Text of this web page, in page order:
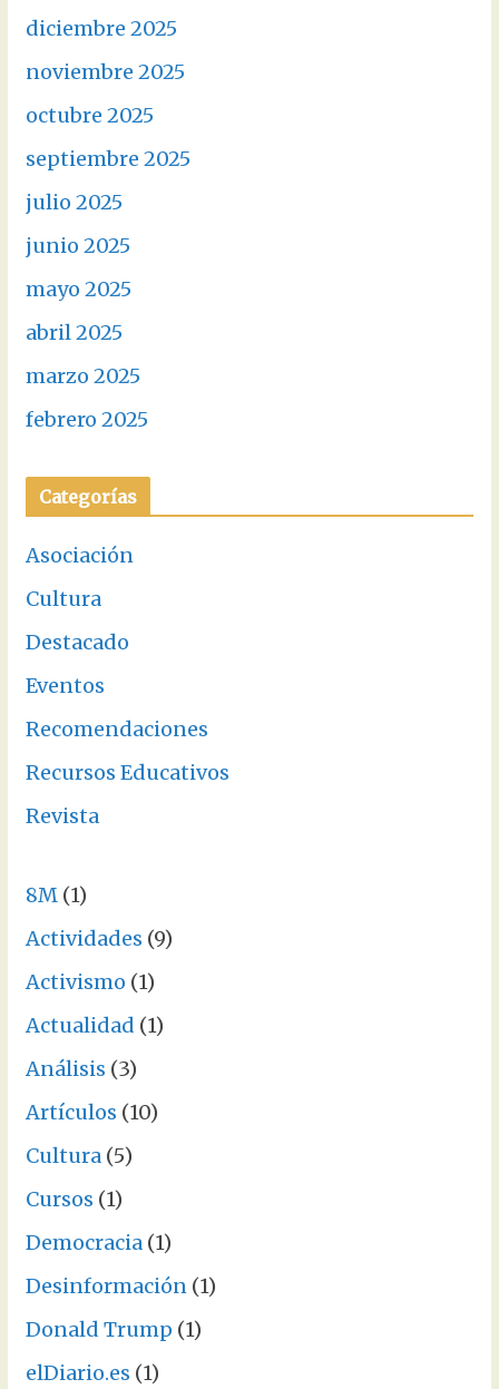
diciembre 2025
noviembre 2025
octubre 2025
septiembre 2025
julio 2025
junio 2025
mayo 2025
abril 2025
marzo 2025
febrero 2025
Categorías
Asociación
Cultura
Destacado
Eventos
Recomendaciones
Recursos Educativos
Revista
8M(1)
Actividades (9)
Activismo (1)
Actualidad (1)
Análisis (3)
Artículos (10)
Cultura(5)
Cursos (1)
Democracia(1)
Desinformación(1)
Donald Trump (1)
elDiario.es (1)